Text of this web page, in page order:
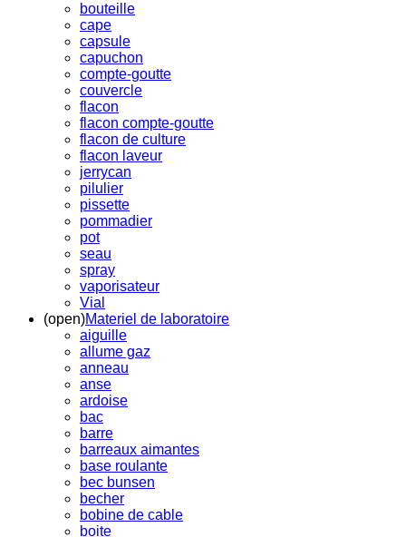
bouteille
cape
capsule
capuchon
compte-goutte
couvercle
flacon
flacon compte-goutte
flacon de culture
flacon laveur
jerrycan
pilulier
pissette
pommadier
pot
seau
spray
vaporisateur
Vial
(open)Materiel de laboratoire
aiguille
allume gaz
anneau
anse
ardoise
bac
barre
barreaux aimantes
base roulante
bec bunsen
becher
bobine de cable
boite